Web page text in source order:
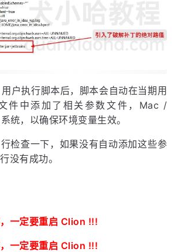
户执行脚本后，脚本会自动在当期用
件中添加了相关参数文件，Mac /
统，以确保环境变量生效。
检查一下，如果没有自动添加这些参
没有成功。
一定要重启 Clion !!!
一定要重启 Clion !!!